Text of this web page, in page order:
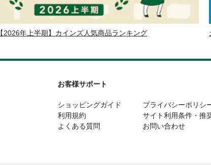
【2026年上半期】カインズ人気商品ランキング
お客様サポート
ショッピングガイド
利用規約
よくある質問
プライバシーポリシ
サイト利用条件・推
お問い合わせ